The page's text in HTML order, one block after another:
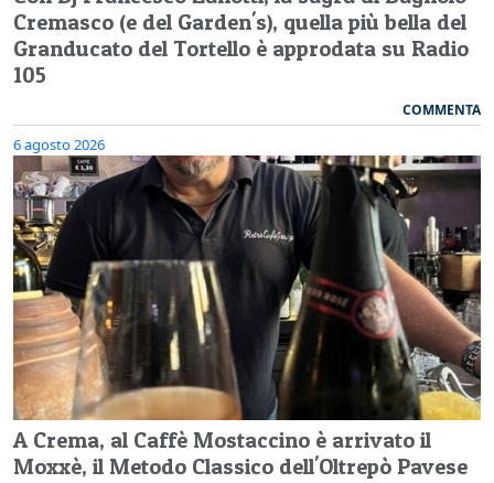
Cremasco (e del Garden's), quella più bella del
Granducato del Tortello è approdata su Radio
105
COMMENTA
6 agosto 2026
A Crema, al Caffè Mostaccino è arrivato il
Moxxè, il Metodo Classico dell'Oltrepò Pavese